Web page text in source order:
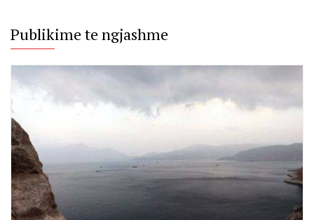
Publikime te ngjashme